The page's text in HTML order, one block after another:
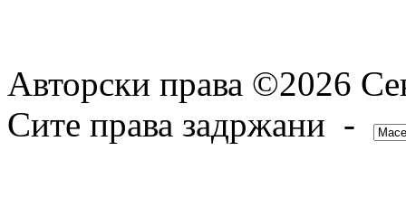
Авторски права ©2026
Сите права задржани -